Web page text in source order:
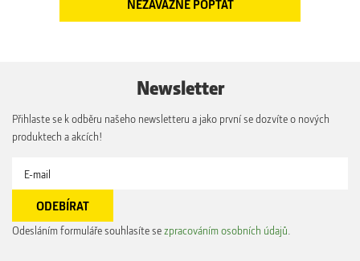
Newsletter
Přihlaste se k odběru našeho newsletteru a jako první se dozvíte o nových
produktech a akcích!
Odesláním formuláře souhlasíte sezpracováním osobních údajů